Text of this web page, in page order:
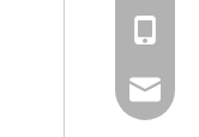
0086-